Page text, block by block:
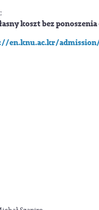
koszt bez
en.knu.ac.kr/